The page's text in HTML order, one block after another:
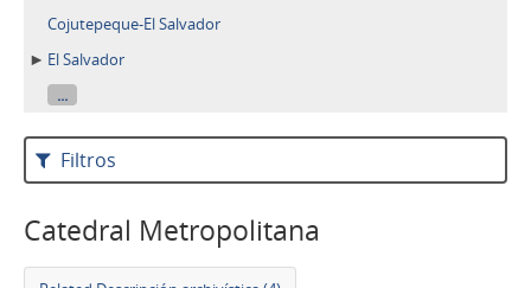
Cojutepeque-El Salvador
El Salvador
...
Filtros
Catedral Metropolitana